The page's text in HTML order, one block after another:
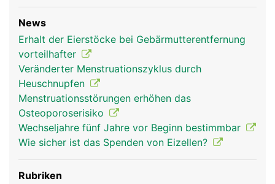
News
Erhalt der Eierstöcke bei Gebärmutterentfernung
vorteilhafter
Veränderter Menstruationszyklus durch
Heuschnupfen
Menstruationsstörungen erhöhen das
Osteoporoserisiko
Wechseljahre fünf Jahre vor Beginn bestimmbar
Wie sicher ist das Spenden von Eizellen?
Rubriken